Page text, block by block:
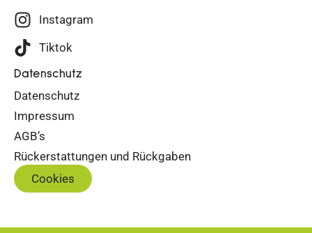
Instagram
Tiktok
Datenschutz
Datenschutz
Impressum
AGB’s
Rückerstattungen und Rückgaben
Cookies